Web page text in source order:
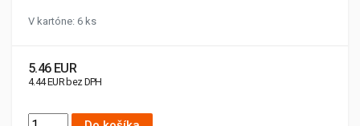
V kartóne: 6 ks
5.46 EUR
4.44 EUR bez DPH